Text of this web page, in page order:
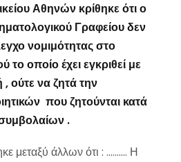
Αθηνών κρίθηκε ότι ο
Γραφείου δεν
νομιμότητας στο
οποίο έχει εγκριθεί με
ούτε να ζητά την
που ζητούνται κατά
.
μεταξύ άλλων ότι : ………. Η